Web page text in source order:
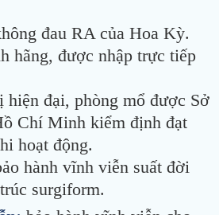
đau RA của Hoa Kỳ.
được nhập trực tiếp
đại, phòng mổ được Sở
Chí Minh kiểm định đạt
hoạt động.
hành vĩnh viễn suất đời
surgiform.